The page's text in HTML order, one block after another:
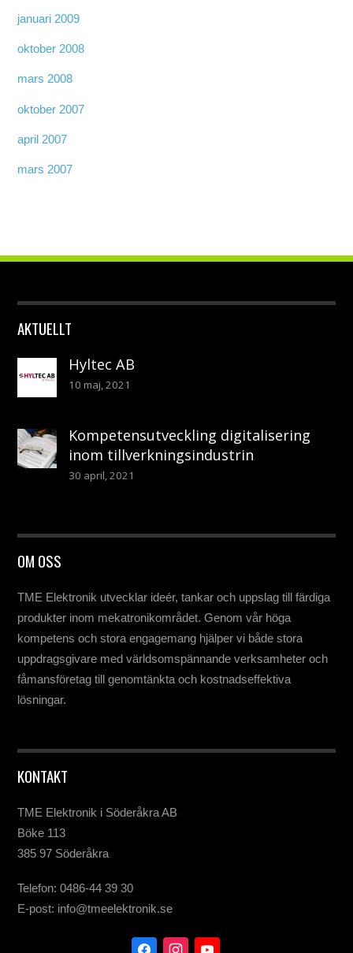
januari 2009
oktober 2008
mars 2008
oktober 2007
april 2007
mars 2007
AKTUELLT
Hyltec AB
10 maj, 2021
Kompetensutveckling digitalisering
inom tillverkningsindustrin
30 april, 2021
OM OSS
TME Elektronik utvecklar ideér, tankar och uppslag till färdiga
produkter inom mekatronikområdet. Genom vår höga
kompetens och stora engagemang hjälper vi både stora
uppdragsgivare med världsomspännande verksamheter och
fåmansföretag till genomtänkta och kostnadseffektiva
lösningar.
KONTAKT
TME Elektronik i Söderåkra AB
Böke 113
385 97 Söderåkra
Telefon: 0486-44 39 30
E-post: info@tmeelektronik.se